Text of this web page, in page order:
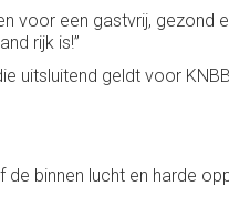
voor een gastvrij,
rijk is!”
uitsluitend geldt voor
binnen lucht en harde